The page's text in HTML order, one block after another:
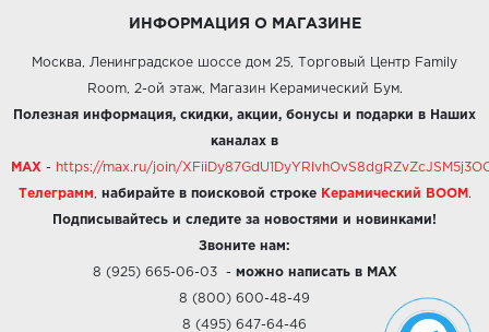
ИНФОРМАЦИЯ О МАГАЗИНЕ
Москва, Ленинградское шоссе дом 25, Торговый Центр Family
Room, 2-ой этаж, Магазин Керамический Бум.
Полезная информация, скидки, акции, бонусы и подарки в Наших
каналах в
MAX - https://max.ru/join/
Телеграмм набирайте в поисковой строке Керамический BOOM .
Подписывайтесь и следите за новостями и новинками!
Звоните нам:
8 (925) 665-06-03- можно написать в MAX
8 (800) 600-48-49
8 (495) 647-64-46